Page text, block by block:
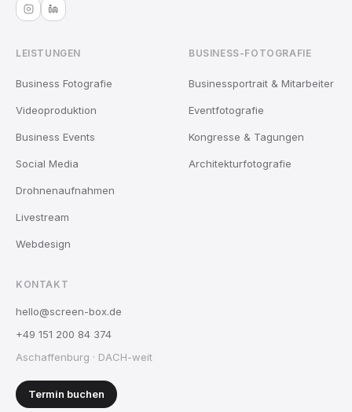
LEISTUNGEN
Business Fotografie
Videoproduktion
Business Events
Social Media
Drohnenaufnahmen
Livestream
Webdesign
BUSINESS-FOTOGRAFIE
Businessportrait & Mitarbeiter
Eventfotografie
Kongresse & Tagungen
Architekturfotografie
KONTAKT
hello@screen-box.de
+49 151 200 84 374
Aschaffenburg · DACH-weit
Termin buchen